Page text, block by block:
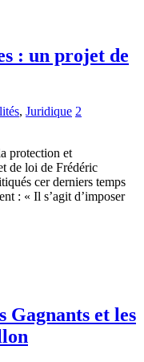
: un projet de
, Juridique 2
protection et
de loi de Frédéric
cer derniers temps
: « Il s’agit d’imposer
et les